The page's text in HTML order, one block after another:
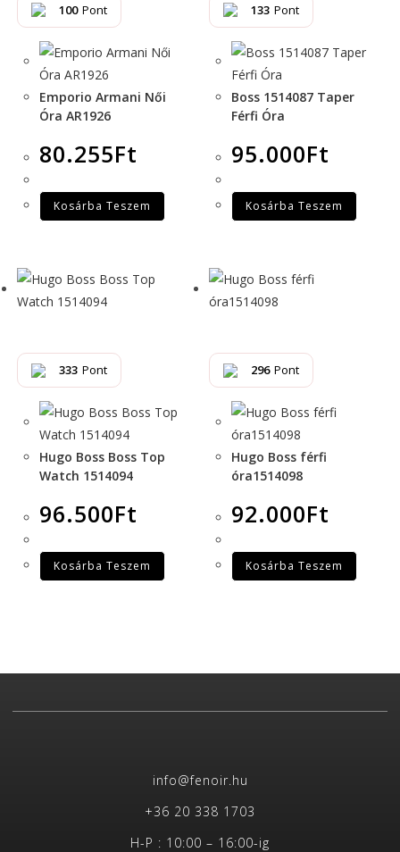
100 Pont
Emporio Armani Női
Óra AR1926
80.255Ft
Kosárba Teszem
133 Pont
Boss 1514087 Taper
Férfi Óra
95.000Ft
Kosárba Teszem
333 Pont
Hugo Boss Boss Top
Watch 1514094
96.500Ft
Kosárba Teszem
296 Pont
Hugo Boss férfi
óra1514098
92.000Ft
Kosárba Teszem
info@fenoir.hu
+36 20 338 1703
H-P : 10:00 – 16:00-ig